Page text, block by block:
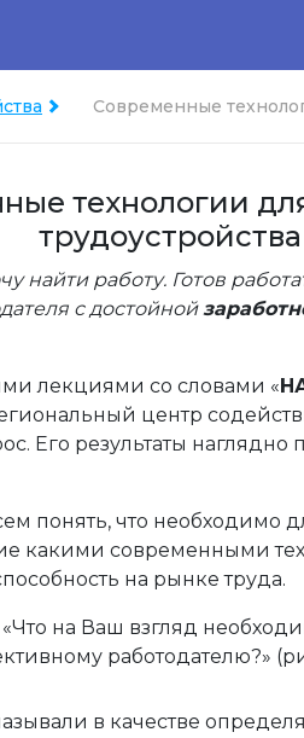
Современные
технологии
трудоустройства
найти работу. Готов
с достойной
лекциями со словами «
центр
Его результаты наглядно
понять, что необходимо
какими современными
на рынке труда.
на Ваш взгляд
работодателю?»
в качестве